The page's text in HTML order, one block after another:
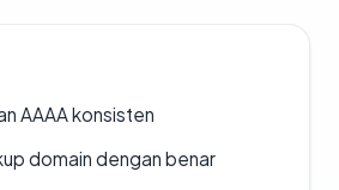
AAAA konsisten
domain dengan benar